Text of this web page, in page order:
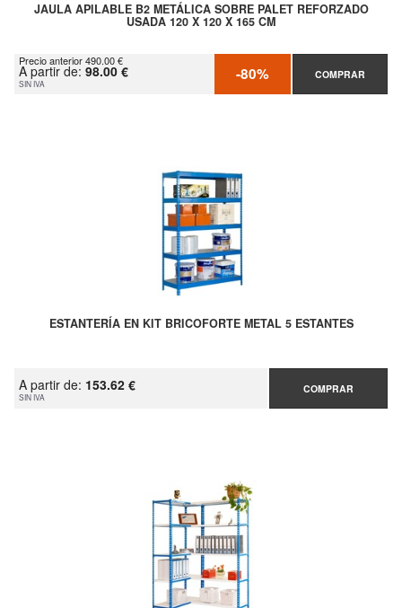
JAULA APILABLE B2 METÁLICA SOBRE PALET REFORZADO
USADA 120 X 120 X 165 CM
Precio anterior 490.00 €
A partir de: 98.00 €
SIN IVA -80% COMPRAR
ESTANTERÍA EN KIT BRICOFORTE METAL 5 ESTANTES
A partir de: 153.62 €
SIN IVA
COMPRAR